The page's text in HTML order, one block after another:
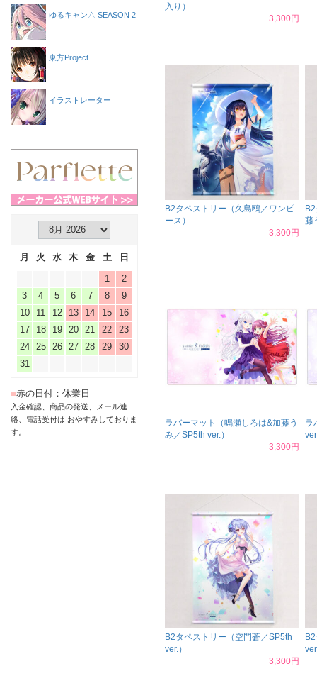
入り）
3,300円
B2タペストリー（久島鴎／ワンピ
ース）
3,300円
藤
ラバーマット（鳴瀬しろは&加藤う
み／SP5th ver.）
3,300円
ラ
B2タペストリー（空門蒼／SP5th
ver.）
3,300円
ゆるキャン△ SEASON 2
東方Project
イラストレーター
月 火 水 木 金 土
日
1
2
3
4 5 6 7 8
9
10
11 12 13 14 15
16
17
18 19 20 21 22
23
24
25 26 27 28 29
30
31
■赤の日付：休業日
入金確認、商品の発送、メール連
絡、電話受付は おやすみしておりま
す。